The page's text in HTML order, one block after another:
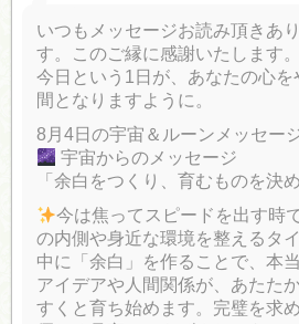
いつもメッセージお読み頂きあ
す。このご縁に感謝いたします。
今日という1日が、あなたの心
間となりますように。
8月4日の宇宙＆ルーンメッセー
宇宙からのメッセージ
「余白をつくり、育むものを決
今は焦ってスピードを出す時
の内側や身近な環境を整えるタ
中に「余白」を作ることで、本
アイデアや人間関係が、あたた
すくと育ち始めます。完璧を求